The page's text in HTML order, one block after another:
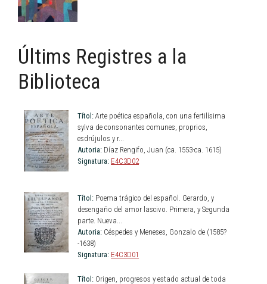
Últims Registres a la
Biblioteca
Títol: Arte poética española, con una fertilísima
sylva de consonantes comunes, proprios,
esdrújulos y r...
Autoria: Díaz Rengifo, Juan (ca. 1553-ca. 1615)
Signatura: E4C3D02
Títol: Poema trágico del español. Gerardo, y
desengaño del amor lascivo. Primera, y Segunda
parte. Nueva...
Autoria: Céspedes y Meneses, Gonzalo de (1585?
-1638)
Signatura: E4C3D01
Títol: Origen, progresos y estado actual de toda